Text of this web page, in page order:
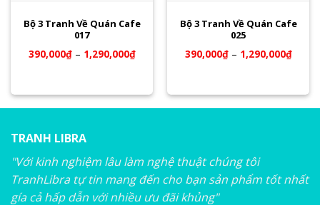
Bộ 3 Tranh Về Quán Cafe
017
390,000₫– 1,290,000₫
Bộ 3 Tranh Về Quán Cafe
025
390,000₫– 1,290,000₫
TRANH LIBRA
"Với kinh nghiệm lâu làm nghệ thuật chúng tôi
TranhLibra tự tin mang đến cho bạn sản phẩm tốt nhất
gía cả hấp dẫn với nhiều ưu đãi khủng"